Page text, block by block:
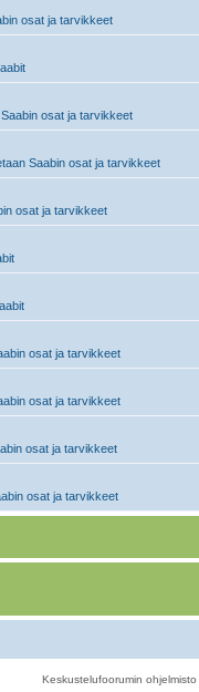
osat ja tarvikkeet
osat ja tarvikkeet
Saabin osat ja tarvikkeet
osat ja tarvikkeet
osat ja tarvikkeet
osat ja tarvikkeet
osat ja tarvikkeet
osat ja tarvikkeet
Keskustelufoorumin ohjelmisto